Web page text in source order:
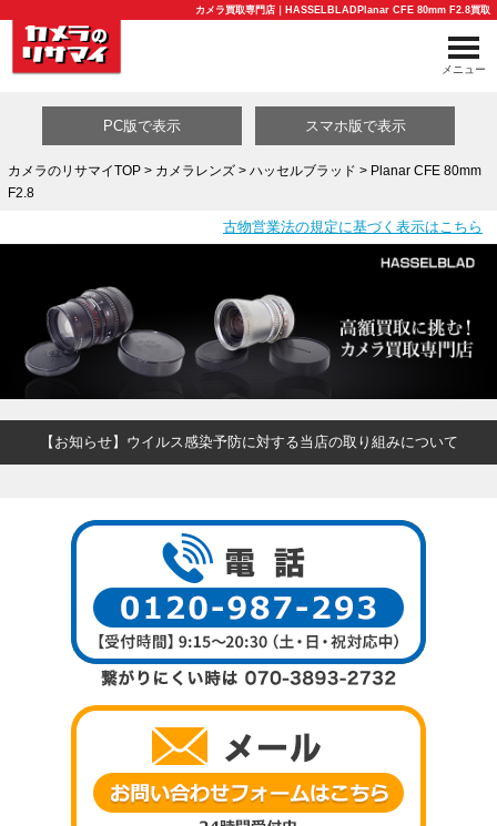
カメラ買取専門店｜HASSELBLADPlanar CFE 80mm F2.8買取
メニュー
PC版で表示 スマホ版で表示
カメラのリサマイTOP> カメラレンズ> ハッセルブラッド > Planar CFE 80mm
F2.8
古物営業法の規定に基づく表示はこちら
【お知らせ】ウイルス感染予防に対する当店の取り組みについて